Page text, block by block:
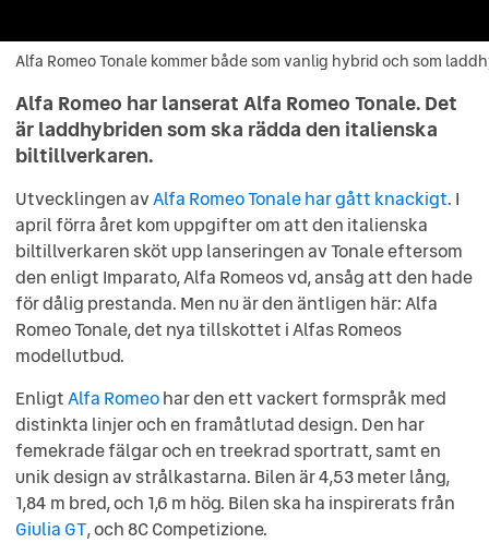
Alfa Romeo Tonale kommer både som vanlig hybrid och som
Alfa Romeo Tonale kommer både som vanlig hybrid och som
Alfa Romeo har lanserat Alfa Romeo Tonale. Det
är laddhybriden som ska rädda den italienska
biltillverkaren.
Utvecklingen avAlfa Romeo Tonale har gått knackigt. I
april förra året kom uppgifter om att den italienska
biltillverkaren sköt upp lanseringen av Tonale eftersom
den enligt Imparato, Alfa Romeos vd, ansåg att den hade
för dålig prestanda. Men nu är den äntligen här: Alfa
Romeo Tonale, det nya tillskottet i Alfas Romeos
modellutbud.
EnligtAlfa Romeohar den ett vackert formspråk med
distinkta linjer och en framåtlutad design. Den har
femekrade fälgar och en treekrad sportratt, samt en
unik design av strålkastarna. Bilen är 4,53 meter lång,
1,84 m bred, och 1,6 m hög. Bilen ska ha inspirerats från
Giulia GT, och 8C Competizione.